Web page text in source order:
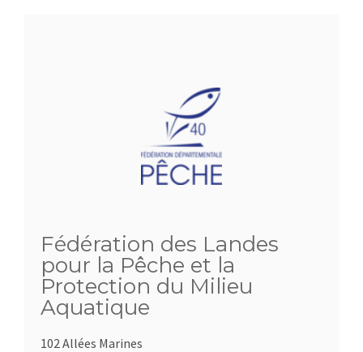
Fédération des Landes
pour la Pêche et la
Protection du Milieu
Aquatique
102 Allées Marines